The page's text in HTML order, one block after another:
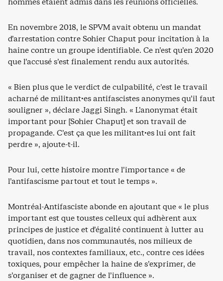
En novembre 2018, le SPVM avait obtenu un mandat
d’arrestation contre Sohier Chaput pour incitation à la
haine contre un groupe identifiable. Ce n’est qu’en 2020
que l’accusé s’est finalement rendu aux autorités.
« Bien plus que le verdict de culpabilité, c’est le travail
acharné de militant·es antifascistes anonymes qu’il faut
souligner », déclare Jaggi Singh. « L’anonymat était
important pour [Sohier Chaput] et son travail de
propagande. C’est ça que les militant·es lui ont fait
perdre », ajoute-t-il.
Pour lui, cette histoire montre l’importance « de
l’antifascisme partout et tout le temps ».
Montréal-Antifasciste abonde en ajoutant que « le plus
important est que toustes celleux qui adhèrent aux
principes de justice et d’égalité continuent à lutter au
quotidien, dans nos communautés, nos milieux de
travail, nos contextes familiaux, etc., contre ces idées
toxiques, pour empêcher la haine de s’exprimer, de
s’organiser et de gagner de l’influence ».